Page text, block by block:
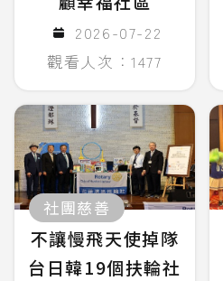
2026-07-22
觀看人次：1477
社團慈善
不讓慢飛天使掉隊
台日韓19個扶輪社